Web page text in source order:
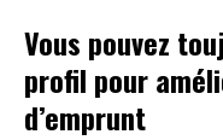
Vous pouvez
profil pour
d’emprunt